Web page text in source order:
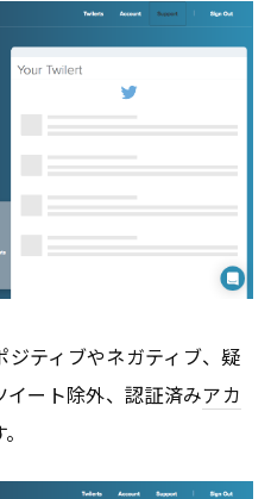
ジティブやネガティブ、疑
イート除外、認証済みアカ